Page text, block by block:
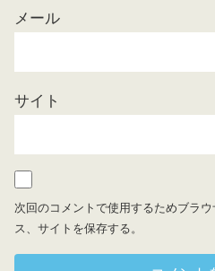
メール
サイト
次回のコメントで使用するためブラ
ス、サイトを保存する。